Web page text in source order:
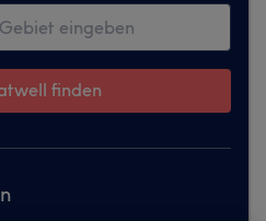
finden